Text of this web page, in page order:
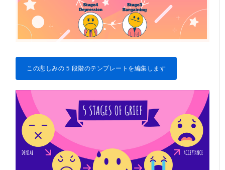
この悲しみの 5 段階のテンプレートを編集します